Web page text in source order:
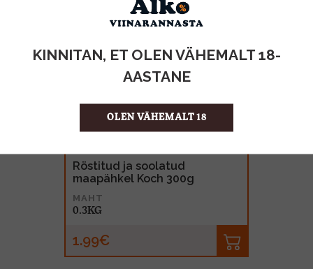
KINNITAN, ET OLEN VÄHEMALT 18-
AASTANE
OLEN VÄHEMALT 18
Röstitud ja soolatud
maapähkel Koch 300g
MAHT
0.3KG
1.99€